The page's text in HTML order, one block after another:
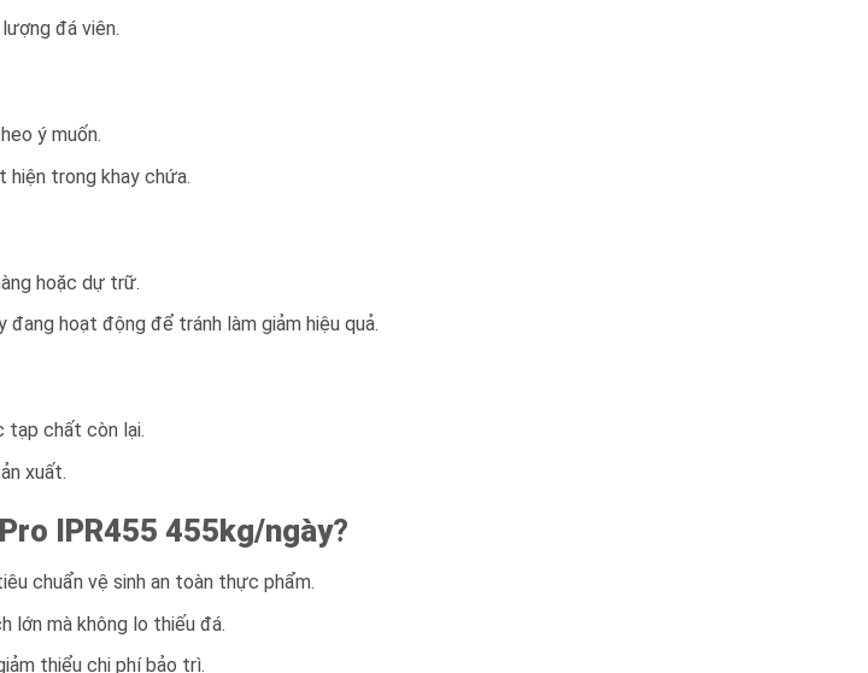
đá viên.
ý muốn.
hiện trong khay chứa.
hoặc dự trữ.
hoạt động để tránh làm giảm hiệu quả.
tạp chất còn lại.
xuất.
IPR455 455kg/ngày?
chuẩn vệ sinh an toàn thực phẩm.
lớn mà không lo thiếu đá.
thiểu chi phí bảo trì.